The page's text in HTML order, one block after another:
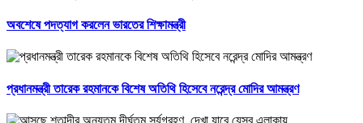
অবশেষে পদত্যাগ করলেন ভারতের শিক্ষামন্ত্রী
প্রধানমন্ত্রী তারেক রহমানকে বিশেষ অতিথি হিসেবে নরেন্দ্র মোদির আমন্ত্রণ